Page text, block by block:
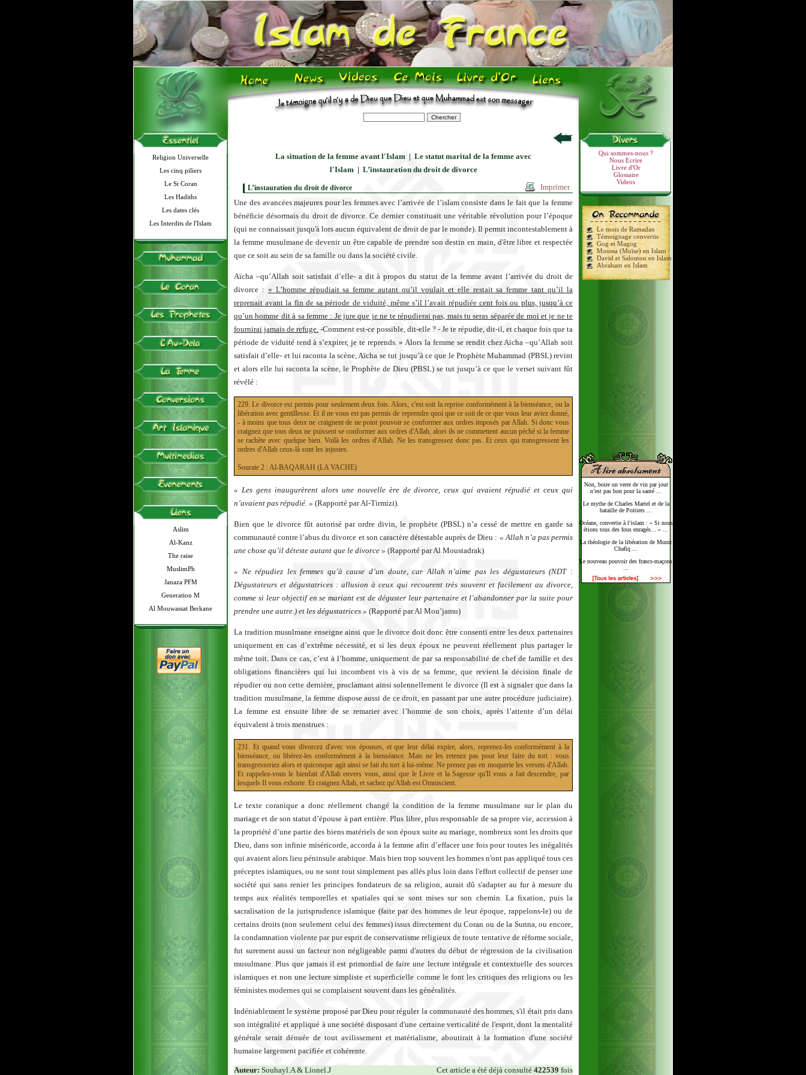
Religion Universelle
Les cinq piliers
Le St Coran
Les Hadiths
Les dates clés
Les Interdits de l'Islam
Aslim
Al-Kanz
The raise
MuslimPh
Janaza PFM
Generation M
Al Mouwassat Berkane
Qui sommes-nous ?
Nous Ecrire
Livre d'Or
Glossaire
Videos
Le mois de Ramadan
Témoignage convertis
Gog et Magog
Moussa (Moïse) en Islam
David et Salomon en Islam
Abraham en Islam
Non, boire un verre de vin par jour
n’est pas bon pour la santé ...
Le mythe de Charles Martel et de la
bataille de Poitiers ...
Océane, convertie à l’islam : « Si nous
étions tous des fous enragés... » ...
La théologie de la libération de Munir
Chafiq ...
Le nouveau pouvoir des francs-maçons
La situation de la femme avant l'Islam | Le statut marital de la femme avec
l'Islam| L’instauration du droit de divorce
Imprimer
L’instauration du droit de divorce
Une des avancées majeures pour les femmes avec l’arrivée de l’islam consiste dans le fait que la femme
bénéficie désormais du droit de divorce. Ce dernier constituait une véritable révolution pour l’époque
(qui ne connaissait jusqu'à lors aucun équivalent de droit de par le monde). Il permit incontestablement à
la femme musulmane de devenir un être capable de prendre son destin en main, d'être libre et respectée
que ce soit au sein de sa famille ou dans la société civile.
Aïcha –qu’Allah soit satisfait d’elle- a dit à propos du statut de la femme avant l’arrivée du droit de
divorce : « L’homme répudiait sa femme autant qu’il voulait et elle restait sa femme tant qu’il la
reprenait avant la fin de sa période de viduité, même s’il l’avait répudiée cent fois ou plus, jusqu’à ce
qu’un homme dit à sa femme : Je jure que je ne te répudierai pas, mais tu seras séparée de moi et je ne te
fournirai jamais de refuge. -Comment est-ce possible, dit-elle ? - Je te répudie, dit-il, et chaque fois que ta
période de viduité tend à s’expirer, je te reprends. » Alors la femme se rendit chez Aïcha –qu’Allah soit
satisfait d’elle- et lui raconta la scène, Aïcha se tut jusqu’à ce que le Prophète Muhammad (PBSL) revint
et alors elle lui raconta la scène, le Prophète de Dieu (PBSL) se tut jusqu’à ce que le verset suivant fût
révélé :
229. Le divorce est permis pour seulement deux fois. Alors, c'est soit la reprise conformément à la bienséance, ou la
libération avec gentillesse. Et il ne vous est pas permis de reprendre quoi que ce soit de ce que vous leur aviez donné,
- à moins que tous deux ne craignent de ne point pouvoir se conformer aux ordres imposés par Allah. Si donc vous
craignez que tous deux ne puissent se conformer aux ordres d'Allah, alors ils ne commettent aucun péché si la femme
se rachète avec quelque bien. Voilà les ordres d'Allah. Ne les transgressez donc pas. Et ceux qui transgressent les
ordres d'Allah ceux-là sont les injustes.
Sourate 2 : Al-BAQARAH (LA VACHE)
« Les gens inaugurèrent alors une nouvelle ère de divorce, ceux qui avaient répudié et ceux qui
n’avaient pas répudié. » (Rapporté par Al-Tirmizi).
Bien que le divorce fût autorisé par ordre divin, le prophète (PBSL) n’a cessé de mettre en garde sa
communauté contre l’abus du divorce et son caractère détestable auprès de Dieu : « Allah n’a pas permis
une chose qu’il déteste autant que le divorce » (Rapporté par Al Moustadrak)
« Ne répudiez les femmes qu’à cause d’un doute, car Allah n’aime pas les dégustateurs (NDT :
Dégustateurs et dégustatrices : allusion à ceux qui recourent très souvent et facilement au divorce,
comme si leur objectif en se mariant est de déguster leur partenaire et l’abandonner par la suite pour
prendre une autre.) et les dégustatrices » (Rapporté par Al Mou’jamu)
La tradition musulmane enseigne ainsi que le divorce doit donc être consenti entre les deux partenaires
uniquement en cas d’extrême nécessité, et si les deux époux ne peuvent réellement plus partager le
même toit. Dans ce cas, c’est à l’homme, uniquement de par sa responsabilité de chef de famille et des
obligations financières qui lui incombent vis à vis de sa femme, que revient la décision finale de
répudier ou non cette dernière, proclamant ainsi solennellement le divorce (Il est à signaler que dans la
tradition musulmane, la femme dispose aussi de ce droit, en passant par une autre procédure judiciaire).
La femme est ensuite libre de se remarier avec l’homme de son choix, après l’attente d’un délai
équivalent à trois menstrues :
231. Et quand vous divorcez d'avec vos épouses, et que leur délai expire, alors, reprenez-les conformément à la
bienséance, ou libérez-les conformément à la bienséance. Mais ne les retenez pas pour leur faire du tort : vous
transgresseriez alors et quiconque agit ainsi se fait du tort à lui-même. Ne prenez pas en moquerie les versets d'Allah.
Et rappelez-vous le bienfait d'Allah envers vous, ainsi que le Livre et la Sagesse qu'Il vous a fait descendre, par
lesquels Il vous exhorte. Et craignez Allah, et sachez qu'Allah est Omniscient.
Le texte coranique a donc réellement changé la condition de la femme musulmane sur le plan du
mariage et de son statut d’épouse à part entière. Plus libre, plus responsable de sa propre vie, accession à
la propriété d’une partie des biens matériels de son époux suite au mariage, nombreux sont les droits que
Dieu, dans son infinie miséricorde, accorda à la femme afin d’effacer une fois pour toutes les inégalités
qui avaient alors lieu péninsule arabique. Mais bien trop souvent les hommes n'ont pas appliqué tous ces
préceptes islamiques, ou ne sont tout simplement pas allés plus loin dans l'effort collectif de penser une
société qui sans renier les principes fondateurs de sa religion, aurait dû s'adapter au fur à mesure du
temps aux réalités temporelles et spatiales qui se sont mises sur son chemin. La fixation, puis la
sacralisation de la jurisprudence islamique (faite par des hommes de leur époque, rappelons-le) ou de
certains droits (non seulement celui des femmes) issus directement du Coran ou de la Sunna, ou encore,
la condamnation violente par pur esprit de conservatisme religieux de toute tentative de réforme sociale,
fut surement aussi un facteur non négligeable parmi d'autres du début de régression de la civilisation
musulmane. Plus que jamais il est primordial de faire une lecture intégrale et contextuelle des sources
islamiques et non une lecture simpliste et superficielle comme le font les critiques des religions ou les
féministes modernes qui se complaisent souvent dans les généralités.
Indéniablement le système proposé par Dieu pour réguler la communauté des hommes, s'il était pris dans
son intégralité et appliqué à une société disposant d'une certaine verticalité de l'esprit, dont la mentalité
générale serait dénuée de tout avilissement et matérialisme, aboutirait à la formation d'une société
humaine largement pacifiée et cohérente.
Auteur: Souhayl.A & Lionel.J Cet article a été déjà consulté 422539 fois